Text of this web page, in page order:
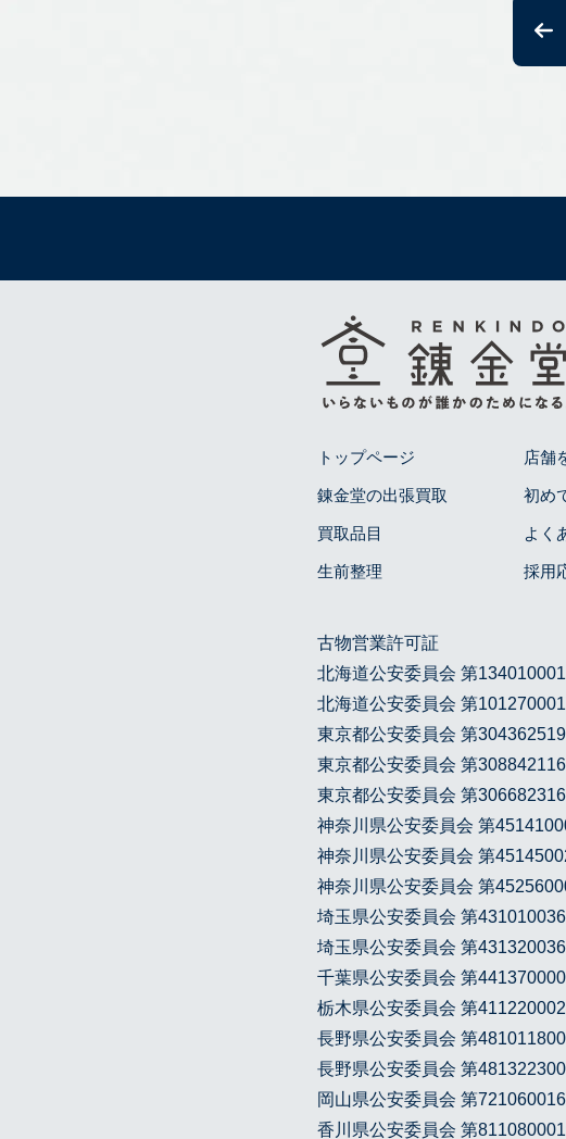
トップページ
錬金堂の出張買取
買取品目
生前整理
店舗
初め
よく
採用
古物営業許可証
北海道公安委員会 第
北海道公安委員会 第
東京都公安委員会 第
東京都公安委員会 第
東京都公安委員会 第
神奈川県公安委員会 第
神奈川県公安委員会 第
神奈川県公安委員会 第
埼玉県公安委員会 第
埼玉県公安委員会 第
千葉県公安委員会 第
栃木県公安委員会 第
長野県公安委員会 第
長野県公安委員会 第
岡山県公安委員会 第
香川県公安委員会 第